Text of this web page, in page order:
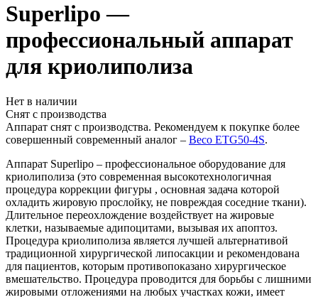
Superlipo —
профессиональный аппарат
для криолиполиза
Нет в наличии
Снят с производства
Аппарат снят с производства. Рекомендуем к покупке более
совершенный современный аналог – Beco ETG50-4S.
Аппарат Superlipo – профессиональное оборудование для
криолиполиза (это современная высокотехнологичная
процедура коррекции фигуры , основная задача которой
охладить жировую прослойку, не повреждая соседние ткани).
Длительное переохлождение воздействует на жировые
клетки, называемые адипоцитами, вызывая их апоптоз.
Процедура криолиполиза является лучшей альтернативой
традиционной хирургической липосакции и рекомендована
для пациентов, которым противопоказано хирургическое
вмешательство. Процедура проводится для борьбы с лишними
жировыми отложениями на любых участках кожи, имеет